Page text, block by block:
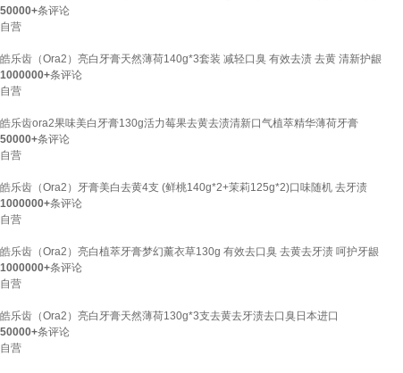
50000+条评论
自营
皓乐齿（Ora2）亮白牙膏天然薄荷140g*3套装 减轻口臭 有效去渍 去黄 清新护龈
1000000+条评论
自营
皓乐齿ora2果味美白牙膏130g活力莓果去黄去渍清新口气植萃精华薄荷牙膏
50000+条评论
自营
皓乐齿（Ora2）牙膏美白去黄4支 (鲜桃140g*2+茉莉125g*2)口味随机 去牙渍
1000000+条评论
自营
皓乐齿（Ora2）亮白植萃牙膏梦幻薰衣草130g 有效去口臭 去黄去牙渍 呵护牙龈
1000000+条评论
自营
皓乐齿（Ora2）亮白牙膏天然薄荷130g*3支去黄去牙渍去口臭日本进口
50000+条评论
自营